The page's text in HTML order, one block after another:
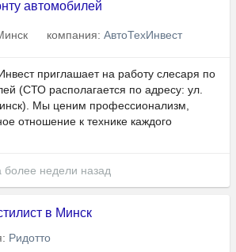
автомобилей
компания: АвтоТехИнвест
приглашает на работу слесаря по
(СТО располагается по адресу: ул.
Мы ценим профессионализм,
отношение к технике каждого
более недели назад
в Минск
Ридотто